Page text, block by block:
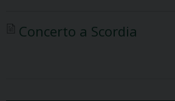
Concerto a Scordia